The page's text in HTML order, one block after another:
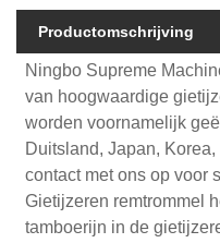
Productomschrijving
Ningbo Supreme
van hoogwaardige
worden voornamelijk
Duitsland, Japan,
contact met ons op voor
Gietijzeren remtrommel
tamboerijn in de